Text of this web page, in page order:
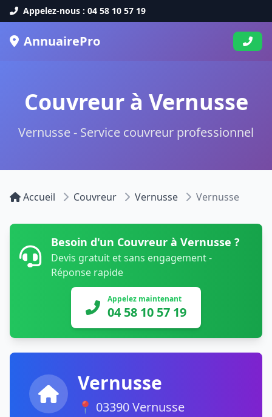
Appelez-nous : 04 58 10 57 19
AnnuairePro
Couvreur à Vernusse
Vernusse - Service couvreur professionnel
Accueil Couvreur Vernusse Vernusse
Besoin d'un Couvreur à Vernusse ?
Devis gratuit et sans engagement -
Réponse rapide
Appelez maintenant
04 58 10 57 19
Vernusse
📍 03390 Vernusse